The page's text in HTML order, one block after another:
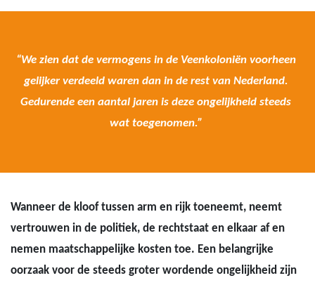
“We zien dat de vermogens in de Veenkoloniën voorheen
gelijker verdeeld waren dan in de rest van Nederland.
Gedurende een aantal jaren is deze ongelijkheid steeds
wat toegenomen.”
Wanneer de kloof tussen arm en rijk toeneemt, neemt
vertrouwen in de politiek, de rechtstaat en elkaar af en
nemen maatschappelijke kosten toe. Een belangrijke
oorzaak voor de steeds groter wordende ongelijkheid zijn